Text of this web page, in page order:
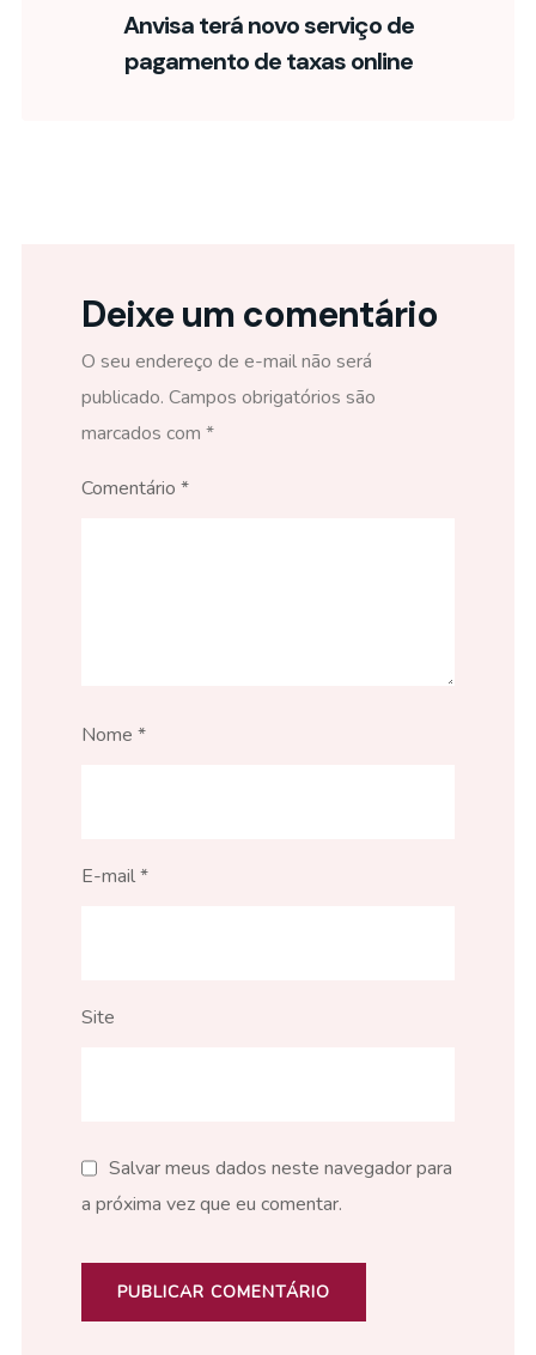
Anvisa terá novo serviço de
pagamento de taxas online
Deixe um comentário
O seu endereço de e-mail não será
publicado. Campos obrigatórios são
marcados com *
Comentário *
Nome *
E-mail*
Site
Salvar meus dados neste navegador para
a próxima vez que eu comentar.